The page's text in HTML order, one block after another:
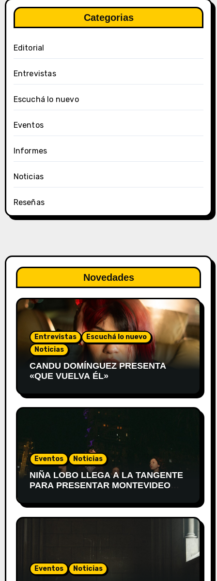
Categorias
Editorial
Entrevistas
Escuchá lo nuevo
Eventos
Informes
Noticias
Reseñas
Novedades
Entrevistas
Escuchá lo nuevo
Noticias
CANDU DOMÍNGUEZ PRESENTA
«QUE VUELVA ÉL»
Eventos Noticias
NIÑA LOBO LLEGA A LA TANGENTE
PARA PRESENTAR MONTEVIDEO
Eventos Noticias